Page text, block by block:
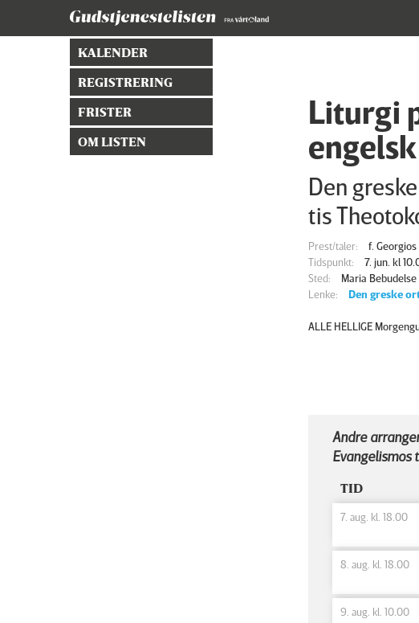
KALENDER
REGISTRERING
FRISTER
OM LISTEN
Liturgi
engelsk
Den
tis
Prest/taler:
f. Georgios
Tidspunkt:
7. jun. kl
Sted:
Maria
Lenke:
Den greske
ALLE HELLIGE
Andre
Evangelismos
TID
7. aug. kl. 18.00
8. aug. kl. 18.00
9. aug. kl. 10.00